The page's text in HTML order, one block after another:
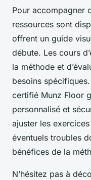
Pour accompagner
ressources sont
offrent un guide
débute. Les cours
la méthode et
besoins
certifié Munz Floor
personnalisé et
ajuster les
éventuels troubles
bénéfices de la
N’hésitez pas à